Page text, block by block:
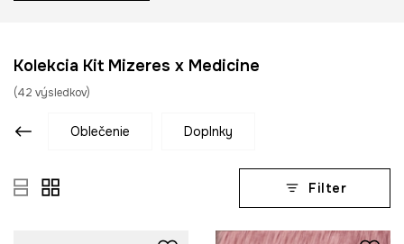
Kolekcia Kit Mizeres x Medicine
(42 výsledkov)
oblečenie doplnky
Filter